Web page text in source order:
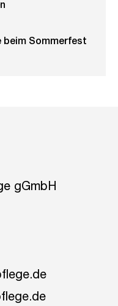
beim Sommerfest
gGmbH